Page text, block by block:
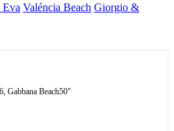
Eva Valéncia Beach Giorgio &
Gabbana Beach50"